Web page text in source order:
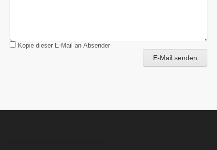
Kopie dieser E-Mail an Absender
E-Mail senden